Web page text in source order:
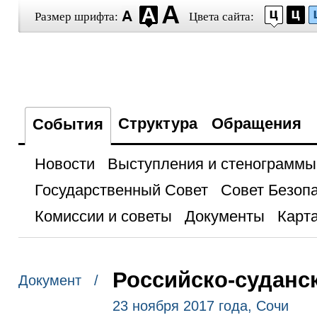
Размер шрифта: Цвета сайта:
События Структура Обращения
Новости
Выступления и стенограммы
Государственный Совет
Совет
Комиссии и советы
Документы
Документ / Российско-
23 ноября 2017 года, Сочи